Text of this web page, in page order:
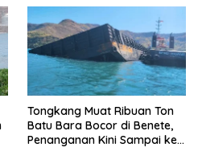
Tongkang Muat Ribuan Ton
Batu Bara Bocor di Benete,
Penanganan Kini Sampai ke